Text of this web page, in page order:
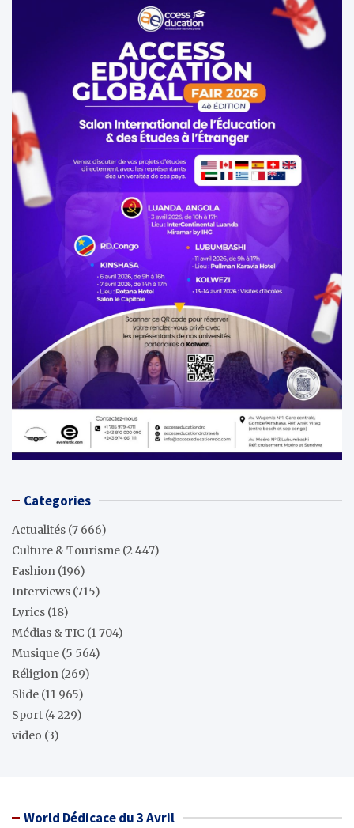
Categories
Actualités (7 666)
Culture & Tourisme (2 447)
Fashion (196)
Interviews (715)
Lyrics (18)
Médias & TIC (1 704)
Musique (5 564)
Réligion (269)
Slide (11 965)
Sport (4 229)
video (3)
World Dédicace du 3 Avril